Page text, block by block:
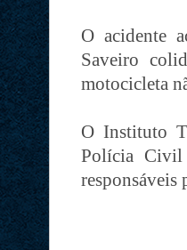
O acidente
Saveiro
motocicleta
O Instituto
Polícia Civil
responsáveis